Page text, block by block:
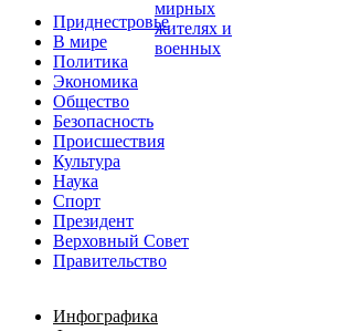
Приднестровье
В мире
Политика
Экономика
Общество
Безопасность
Происшествия
Культура
Наука
Спорт
Президент
Верховный Совет
Правительство
Инфографика
мирных
жителях и
военных